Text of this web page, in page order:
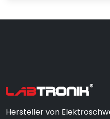
Hersteller von